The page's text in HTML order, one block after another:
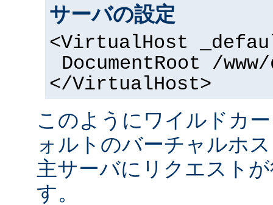
サーバの設定
<VirtualHost
DocumentRoot /
</VirtualHost>
このようにワイルドカ
ォルトのバーチャルホ
主サーバにリクエスト
す。